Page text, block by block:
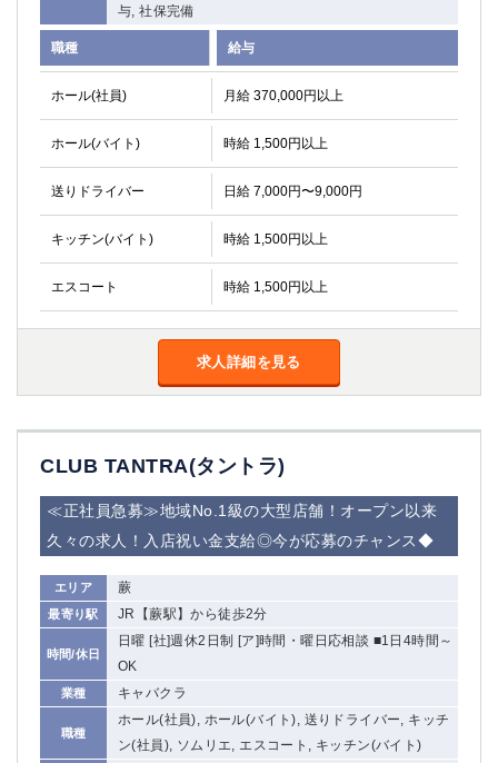
与, 社保完備
職種 給与
ホール(社員) 月給 370,000円以上
ホール(バイト) 時給 1,500円以上
送りドライバー 日給 7,000円〜9,000円
キッチン(バイト) 時給 1,500円以上
エスコート 時給 1,500円以上
求人詳細を見る
CLUB TANTRA(タントラ)
≪正社員急募≫地域No.1級の大型店舗！オープン以来
久々の求人！入店祝い金支給◎今が応募のチャンス◆
エリア 蕨
最寄り駅 JR【蕨駅】から徒歩2分
時間/休日
日曜 [社]週休2日制 [ア]時間・曜日応相談 ■1日4時間～
OK
業種 キャバクラ
職種
ホール(社員), ホール(バイト), 送りドライバー, キッチ
ン(社員), ソムリエ, エスコート, キッチン(バイト)